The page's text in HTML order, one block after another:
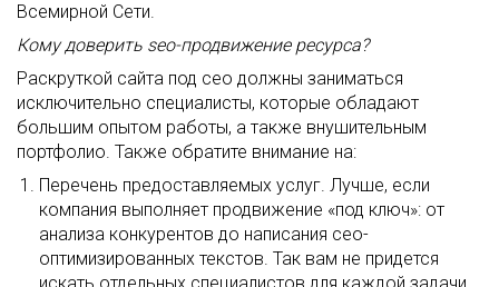
Всемирной Сети.
Кому доверить seo-продвижение ресурса?
Раскруткой сайта под сео должны заниматься
исключительно специалисты, которые обладают
большим опытом работы, а также внушительным
портфолио. Также обратите внимание на:
Перечень предоставляемых услуг. Лучше, если
компания выполняет продвижение «под ключ»: от
анализа конкурентов до написания сео-
оптимизированных текстов. Так вам не придется